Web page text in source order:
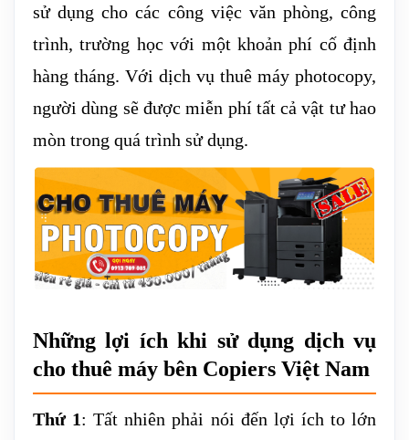
sử dụng cho các công việc văn phòng, công
trình, trường học với một khoản phí cố định
hàng tháng. Với dịch vụ thuê máy photocopy,
người dùng sẽ được miễn phí tất cả vật tư hao
mòn trong quá trình sử dụng.
Những lợi ích khi sử dụng dịch vụ
cho thuê máy bên Copiers Việt Nam
Thứ 1: Tất nhiên phải nói đến lợi ích to lớn